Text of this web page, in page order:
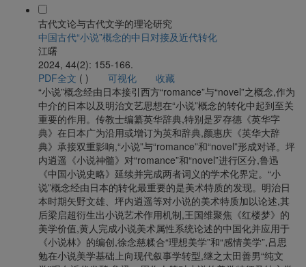
古代文论与古代文学的理论研究
中国古代“小说”概念的中日对接及近代转化
江曙
2024, 44(2): 155-166.
PDF全文 ( ) 可视化
收藏
“小说”概念经由日本接引西方“romance”与“novel”之概念,作为
中介的日本以及明治文艺思想在“小说”概念的转化中起到至关
重要的作用。传教士编纂英华辞典,特别是罗存德《英华字
典》在日本广为沿用或增订为英和辞典,颜惠庆《英华大辞
典》承接双重影响,“小说”与“romance”和“novel”形成对译。坪
内逍遥《小说神髓》对“romance”和“novel”进行区分,鲁迅
《中国小说史略》延续并完成两者词义的学术化界定。“小
说”概念经由日本的转化最重要的是美术特质的发现。明治日
本时期矢野文雄、坪内逍遥等对小说的美术特质加以论述,其
后梁启超衍生出小说艺术作用机制,王国维聚焦《红楼梦》的
美学价值,黄人完成小说美术属性系统论述的中国化并应用于
《小说林》的编创,徐念慈糅合“理想美学”和“感情美学”,吕思
勉在小说美学基础上向现代叙事学转型,继之太田善男“纯文